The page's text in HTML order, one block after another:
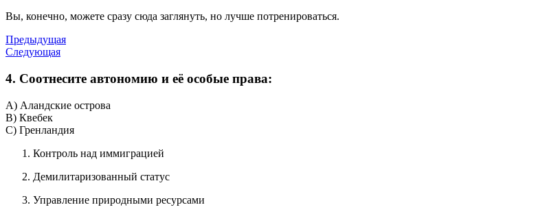
Вы, конечно, можете сразу сюда заглянуть, но лучше потренироваться.
Предыдущая
Следующая
4. Соотнесите автономию и её особые права:
A) Аландские острова
B) Квебек
C) Гренландия
Контроль над иммиграцией
Демилитаризованный статус
Управление природными ресурсами